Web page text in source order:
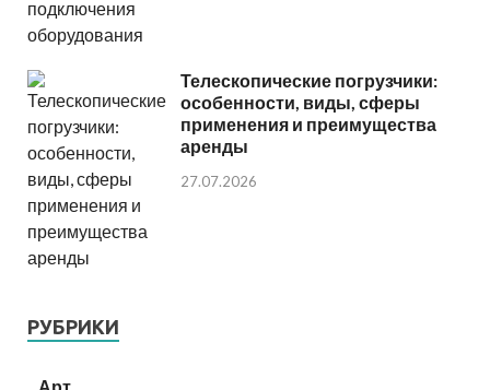
Телескопические погрузчики:
особенности, виды, сферы
применения и преимущества
аренды
27.07.2026
РУБРИКИ